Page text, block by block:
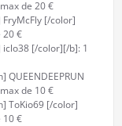
de 20 €
[/color]
20 €
iclo38 [/color][/b]: 1
QUEENDEEPRUN
de 10 €
ToKio69 [/color]
10 €